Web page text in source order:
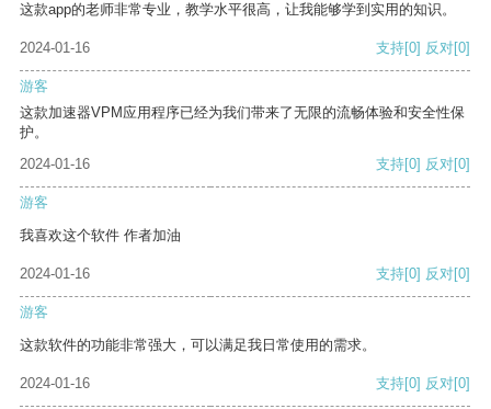
这款app的老师非常专业，教学水平很高，让我能够学到实用的知识。
2024-01-16 支持[0] 反对[0]
游客
这款加速器VPM应用程序已经为我们带来了无限的流畅体验和安全性保
护。
2024-01-16
支持[0] 反对[0]
游客
我喜欢这个软件 作者加油
2024-01-16 支持[0] 反对[0]
游客
这款软件的功能非常强大，可以满足我日常使用的需求。
2024-01-16 支持[0] 反对[0]